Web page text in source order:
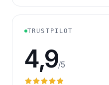
TRUSTPILOT
4,9/5